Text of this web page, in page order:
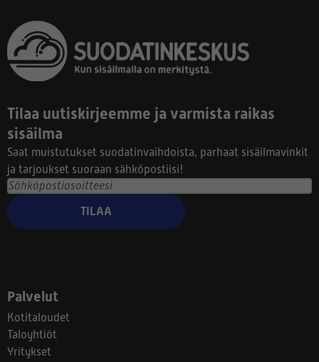
Tilaa uutiskirjeemme ja varmista raikas
sisäilma
Saat muistutukset suodatinvaihdoista, parhaat sisäilmavinkit
ja tarjoukset suoraan sähköpostiisi!
TILAA
Palvelut
Kotitaloudet
Taloyhtiöt
Yritykset